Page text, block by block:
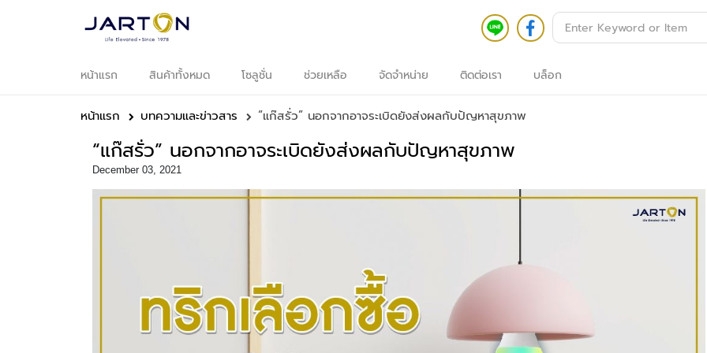
หน้า
สินค้า
ระบบ
อัจฉริยะ
ระบบ
วงจรปิด
ระบบ
ตรวจ
สอบ
หน้าแรก สินค้าทั้งหมด โซลูชั่น ช่วยเหลือ จัดจำหน่าย ติดต่อเรา บล็อก
หน้าแรก บทความและข่าวสาร “แก๊สรั่ว” นอกจากอาจระเบิดยังส่งผลกับปัญหาสุขภาพ
“แก๊สรั่ว” นอกจากอาจระเบิดยังส่งผลกับปัญหาสุขภาพ
December 03, 2021